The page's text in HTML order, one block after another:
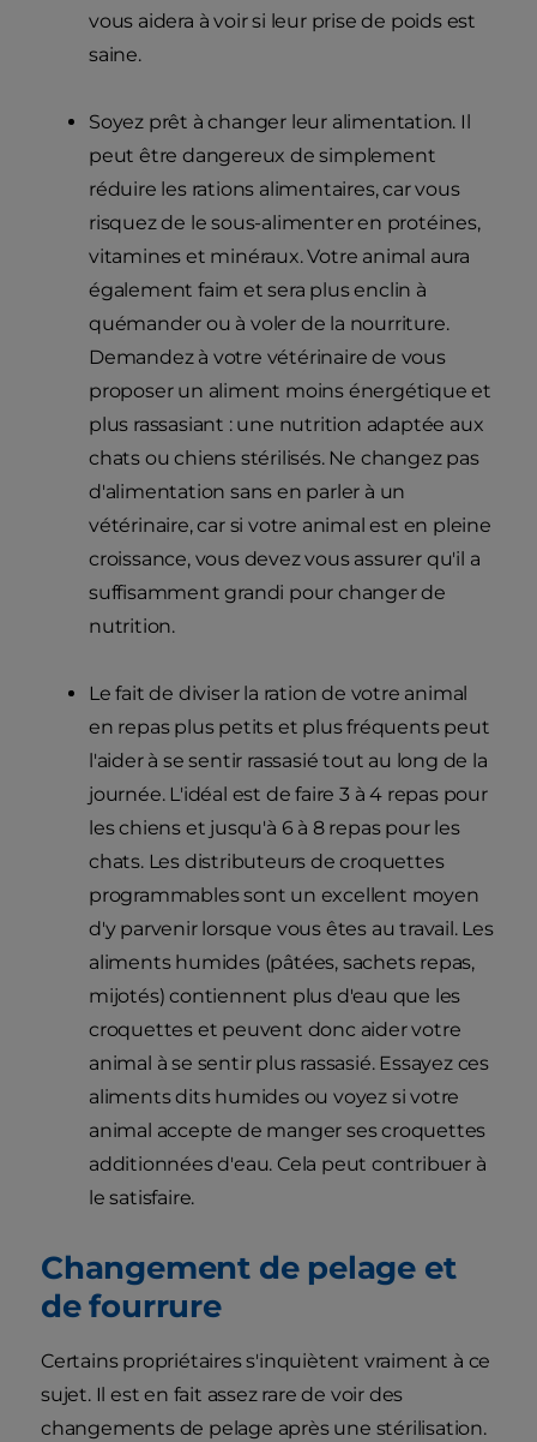
vous aidera à voir si leur prise de poids est
saine.
Soyez prêt à changer leur alimentation. Il
peut être dangereux de simplement
réduire les rations alimentaires, car vous
risquez de le sous-alimenter en protéines,
vitamines et minéraux. Votre animal aura
également faim et sera plus enclin à
quémander ou à voler de la nourriture.
Demandez à votre vétérinaire de vous
proposer un aliment moins énergétique et
plus rassasiant : une nutrition adaptée aux
chats ou chiens stérilisés. Ne changez pas
d'alimentation sans en parler à un
vétérinaire, car si votre animal est en pleine
croissance, vous devez vous assurer qu'il a
suffisamment grandi pour changer de
nutrition.
Le fait de diviser la ration de votre animal
en repas plus petits et plus fréquents peut
l'aider à se sentir rassasié tout au long de la
journée. L'idéal est de faire 3 à 4 repas pour
les chiens et jusqu'à 6 à 8 repas pour les
chats. Les distributeurs de croquettes
programmables sont un excellent moyen
d'y parvenir lorsque vous êtes au travail. Les
aliments humides (pâtées, sachets repas,
mijotés) contiennent plus d'eau que les
croquettes et peuvent donc aider votre
animal à se sentir plus rassasié. Essayez ces
aliments dits humides ou voyez si votre
animal accepte de manger ses croquettes
additionnées d'eau. Cela peut contribuer à
le satisfaire.
Changement de pelage et
de fourrure
Certains propriétaires s'inquiètent vraiment à ce
sujet. Il est en fait assez rare de voir des
changements de pelage après une stérilisation.